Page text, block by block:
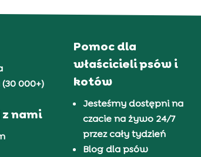
000+)
nami
Pomoc dla
właścicieli psów i
kotów
Jesteśmy dostępni na
czacie na żywo 24/7
przez cały tydzień
Blog dla psów